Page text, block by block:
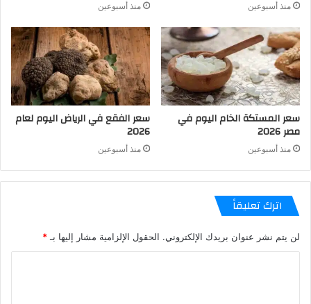
منذ أسبوعين منذ أسبوعين
سعر المستكة الخام اليوم في
مصر 2026
منذ أسبوعين
سعر الفقع في الرياض اليوم لعام
2026
منذ أسبوعين
اترك تعليقاً
لن يتم نشر عنوان بريدك الإلكتروني. الحقول الإلزامية مشار إليها بـ *